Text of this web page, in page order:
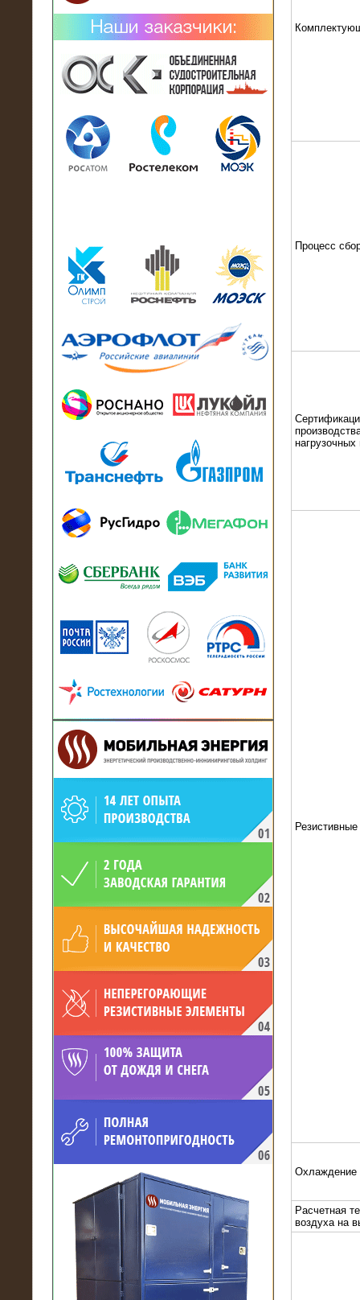
02.02.2019
Нагрузочный комплекс 26 МВт (10
кВ) поставлен в аренду на
13.07.2018
модуль в контейнере 2700 кВА на
Балтийский завод
Активно-реактивные нагрузочные
модули 15 МВт (21,5 МВА) На Кубок
конфедераций
произведён высоковольтный
нагрузочный комплекс 24 МВт с
напряжением 6/10 кВ
15.04.2017
Нагрузочный комплекс 16 МВт с
Процесс
Охлаждение
Расчетная
воздуха на